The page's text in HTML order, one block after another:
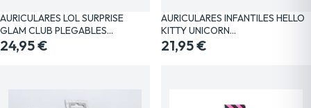
AURICULARES LOL SURPRISE
GLAM CLUB PLEGABLES…
24,95 €
AURICULARES INFANTILES HELLO
KITTY UNICORN…
21,95 €